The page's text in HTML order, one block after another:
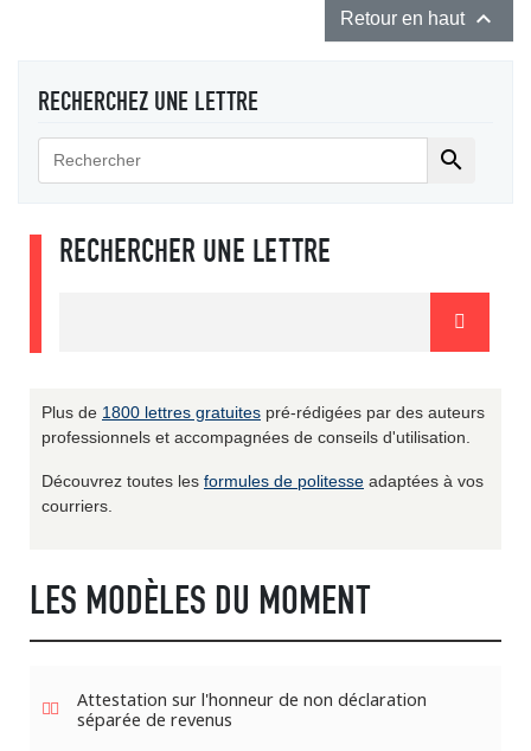
Retour en haut 
RECHERCHEZ UNE LETTRE

RECHERCHER UNE LETTRE
Plus de 1800 lettres gratuites pré-rédigées par des auteurs
professionnels et accompagnées de conseils d'utilisation.
Découvrez toutes les formules de politesse adaptées à vos
courriers.
LES MODÈLES DU MOMENT
Attestation sur l'honneur de non déclaration
séparée de revenus